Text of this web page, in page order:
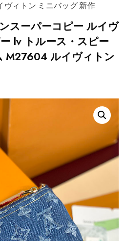
ヴィトン ミニバッグ 新作
スーパーコピー ルイヴ
lv トルース・スピー
M27604 ルイヴィトン